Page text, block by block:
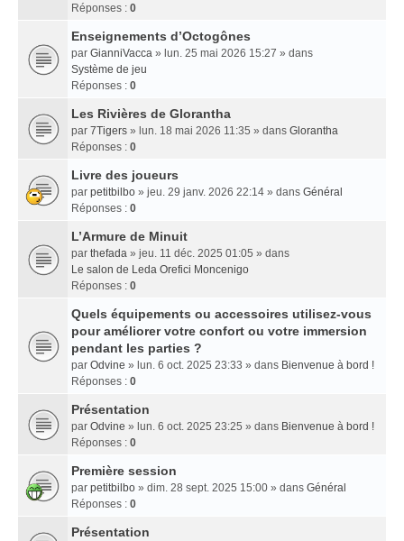
Réponses : 0
Enseignements dʼOctogônes
par GianniVacca » lun. 25 mai 2026 15:27 » dans
Système de jeu
Réponses : 0
Les Rivières de Glorantha
par 7Tigers » lun. 18 mai 2026 11:35 » dans Glorantha
Réponses : 0
Livre des joueurs
par petitbilbo » jeu. 29 janv. 2026 22:14 » dans Général
Réponses : 0
L’Armure de Minuit
par thefada » jeu. 11 déc. 2025 01:05 » dans
Le salon de Leda Orefici Moncenigo
Réponses : 0
Quels équipements ou accessoires utilisez-vous
pour améliorer votre confort ou votre immersion
pendant les parties ?
par Odvine » lun. 6 oct. 2025 23:33 » dans Bienvenue à bord !
Réponses : 0
Présentation
par Odvine » lun. 6 oct. 2025 23:25 » dans Bienvenue à bord !
Réponses : 0
Première session
par petitbilbo » dim. 28 sept. 2025 15:00 » dans Général
Réponses : 0
Présentation